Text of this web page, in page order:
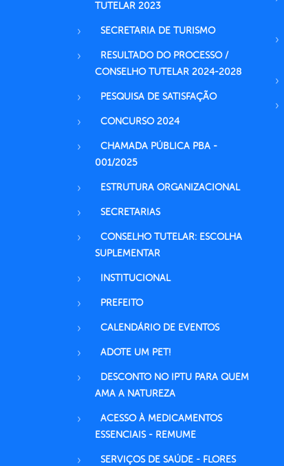
TUTELAR 2023
SECRETARIA DE TURISMO
RESULTADO DO PROCESSO /
CONSELHO TUTELAR 2024-2028
PESQUISA DE SATISFAÇÃO
CONCURSO 2024
CHAMADA PÚBLICA PBA -
001/2025
ESTRUTURA ORGANIZACIONAL
SECRETARIAS
CONSELHO TUTELAR: ESCOLHA
SUPLEMENTAR
INSTITUCIONAL
PREFEITO
CALENDÁRIO DE EVENTOS
ADOTE UM PET!
DESCONTO NO IPTU PARA QUEM
AMA A NATUREZA
ACESSO À MEDICAMENTOS
ESSENCIAIS - REMUME
SERVIÇOS DE SAÚDE - FLORES